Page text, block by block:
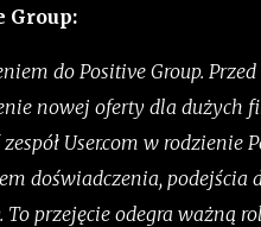
Group:
do Positive Group.
nowej oferty dla dużych
User.com w rodzienie
doświadczenia, podejścia
przejęcie odegra ważną